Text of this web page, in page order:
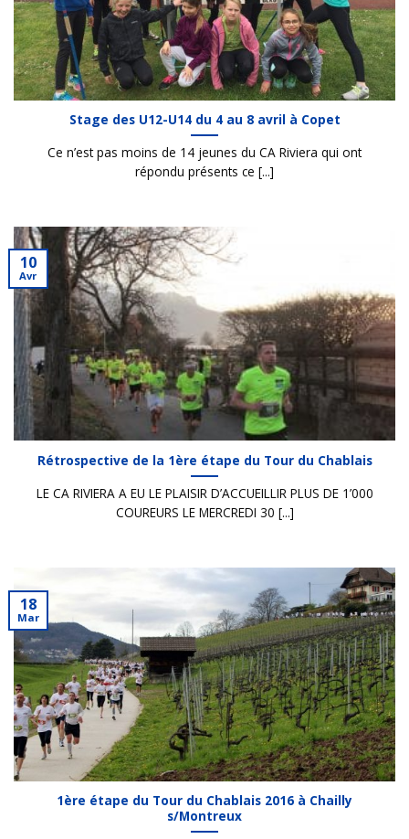
Stage des U12-U14 du 4 au 8 avril à Copet
Ce n’est pas moins de 14 jeunes du CA Riviera qui ont
répondu présents ce [...]
Rétrospective de la 1ère étape du Tour du Chablais
LE CA RIVIERA A EU LE PLAISIR D’ACCUEILLIR PLUS DE 1’000
COUREURS LE MERCREDI 30 [...]
10
Avr
1ère étape du Tour du Chablais 2016 à Chailly
s/Montreux
18
Mar